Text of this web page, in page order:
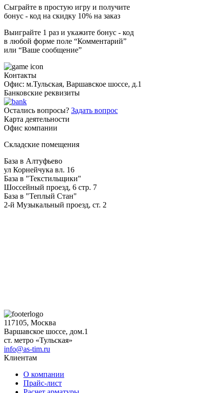
Сыграйте в простую игру и получите
бонус - код на скидку 10% на заказ
Выиграйте 1 раз и укажите бонус - код
в любой форме поле “Комментарий”
или “Ваше сообщение”
Контакты
Офис: м.Тульская, Варшавское шоссе, д.1
Банковские реквизиты
Остались вопросы? Задать вопрос
Карта деятельности
Офис компании
Складские помещения
База в Алтуфьево
ул Корнейчука вл. 16
База в "Текстильщики"
Шоссейный проезд, 6 стр. 7
База в "Теплый Стан"
2-й Музыкальный проезд, ст. 2
117105, Москва
Варшавское шоссе, дом.1
ст. метро «Тульская»
info@as-tim.ru
Клиентам
О компании
Прайс-лист